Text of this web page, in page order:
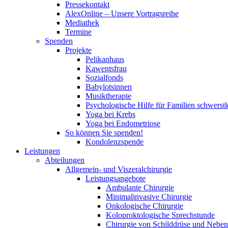
Pressekontakt
AlexOnline – Unsere Vortragsreihe
Mediathek
Termine
Spenden
Projekte
Pelikanhaus
Kawentsfrau
Sozialfonds
Babylotsinnen
Musiktherapie
Psychologische Hilfe für Familien
Yoga bei Krebs
Yoga bei Endometriose
So können Sie spenden!
Kondolenzspende
Leistungen
Abteilungen
Allgemein- und Viszeralchirurgie
Leistungsangebote
Ambulante Chirurgie
Minimalinvasive Chirurgie
Onkologische Chirurgie
Koloproktologische Sprechstunde
Chirurgie von Schilddrüse und